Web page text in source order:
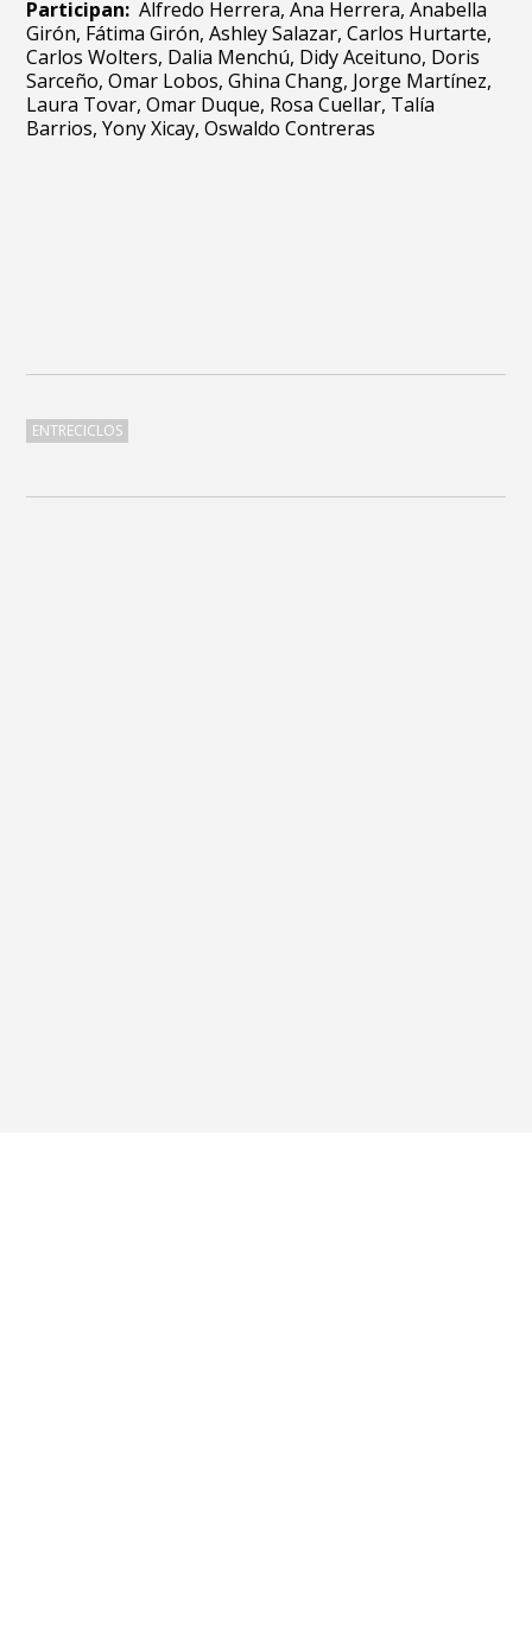
Participan:Alfredo Herrera, Ana Herrera, Anabella
Girón, Fátima Girón, Ashley Salazar, Carlos Hurtarte,
Carlos Wolters, Dalia Menchú, Didy Aceituno, Doris
Sarceño, Omar Lobos, Ghina Chang, Jorge Martínez,
Laura Tovar, Omar Duque, Rosa Cuellar, Talía
Barrios, Yony Xicay, Oswaldo Contreras
ENTRECICLOS